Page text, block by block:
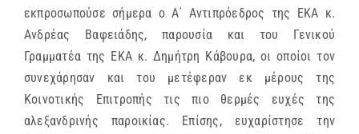
εκπροσωπούσε σήμερα ο Α΄ Αντιπρόεδρος της ΕΚΑ κ.
Ανδρέας Βαφειάδης, παρουσία και του Γενικού
Γραμματέα της ΕΚΑ κ. Δημήτρη Κάβουρα, οι οποίοι τον
συνεχάρησαν και του μετέφεραν εκ μέρους της
Κοινοτικής Επιτροπής τις πιο θερμές ευχές της
αλεξανδρινής παροικίας. Επίσης, ευχαρίστησε την